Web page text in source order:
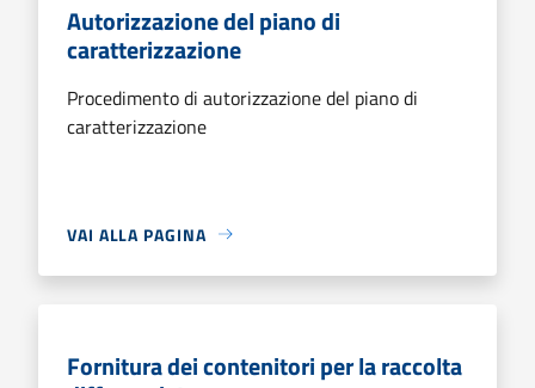
Autorizzazione del piano di
caratterizzazione
Procedimento di autorizzazione del piano di
caratterizzazione
VAI ALLA PAGINA
Fornitura dei contenitori per la raccolta